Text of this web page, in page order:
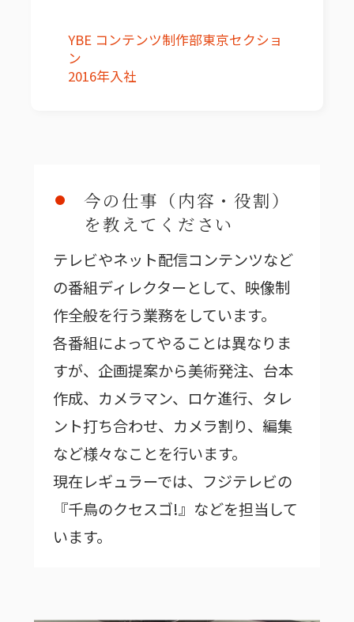
YBE コンテンツ制作部東京セクショ
ン
2016年入社
今の仕事（内容・役割）
を教えてください
テレビやネット配信コンテンツなど
の番組ディレクターとして、映像制
作全般を行う業務をしています。
各番組によってやることは異なりま
すが、企画提案から美術発注、台本
作成、カメラマン、ロケ進行、タレ
ント打ち合わせ、カメラ割り、編集
など様々なことを行います。
現在レギュラーでは、フジテレビの
『千鳥のクセスゴ!』などを担当して
います。